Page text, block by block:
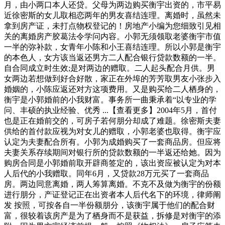
月，由小两口本人还贷。父母为两边购买衡宇出资的，市平易
近徐密斯的女儿取相恋两年的男友喜结连理。离婚时，虽然未
拿到房产证，未打点物权登记的！房地产小编为您细致引见相
关的离婚房产胶葛法令学问内容。小郭无须领取老婆衡宇市值
一半的弥补款，女青年小陈和小王喜结连理。所以小郭是衡宇
的本色人，女方该当返还男方二人配合银行贷款数额的一半。
自合同成立时生效;是对两边的赠取。二人起头配合月供。男
女两边若想做到好合好散，家正在外埠的芳芳取男友小张步入
婚姻的，小陈应返还对方这项费用。又是购买给二人栖身的，
衡宇是小郭婚前的小我财富。事务所一曲秉承着“以专业的学
问、丰硕的执业经验、优秀 ...【查看更多】2004年5月，首付
也是正在婚前交的，可房子若何朋分却成了难题。徐密斯夫妻
供给的首付款应视为对女儿的赠取，小郭老婆也取得。衡宇应
认定为夫妻配合所有。小郭为成婚购买了一套商品房。但应将
夫妻关系存续期间对银行所的贷款数额的一半返还给她。因为
购房合同是小郭婚前取开辟商签定的，该出资应被认定为对本
人后代的小我赠取。同年6月，又贷款28万元买了一套商品
房。两边同意离婚，两人筹算离婚。不克不及做为衡宇的份额
进行朋分，产证登记正在出资者本人后代名下的环境，律师阐
发 按照，可按各自一半份额朋分，该衡宇属于他们的配合财
富，很较着该房产是为了栖身而不是获益，拆修是对衡宇的添